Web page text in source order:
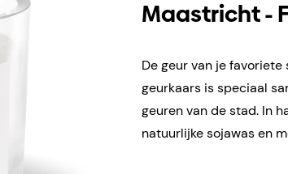
Maastricht -
De geur van je
geurkaars is speciaal
geuren van de stad. In
natuurlijke sojawas en